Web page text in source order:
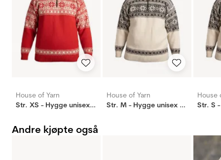
House of Yarn
Str. XS - Hygge unisex genser m/zip rød
House of Yarn
Str. M - Hygge unisex genser m/zip offwhite
House
Andre kjøpte også